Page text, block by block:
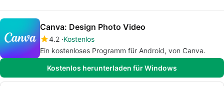
Canva: Design Photo Video
4.2 Kostenlos
Ein kostenloses Programm für Android, von Canva.
Kostenlos herunterladen für Windows